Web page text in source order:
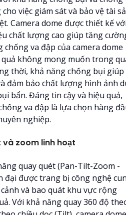
việc giám sát và bảo vệ tài
Camera dome được thiết kế
chất lượng cao giúp tăng
va đập của camera dome
không mong muốn trong
thời, khả năng chống bụi giúp
đảm bảo chất lượng hình ảnh
bẩn. Đáng tin cậy và hiệu quả,
va đập là lựa chọn hàng
nghiệp.
zoom linh hoạt
quay quét (Pan-Tilt-Zoom -
đại được trang bị công nghệ
và bao quát khu vực rộng
Với khả năng quay 360 độ